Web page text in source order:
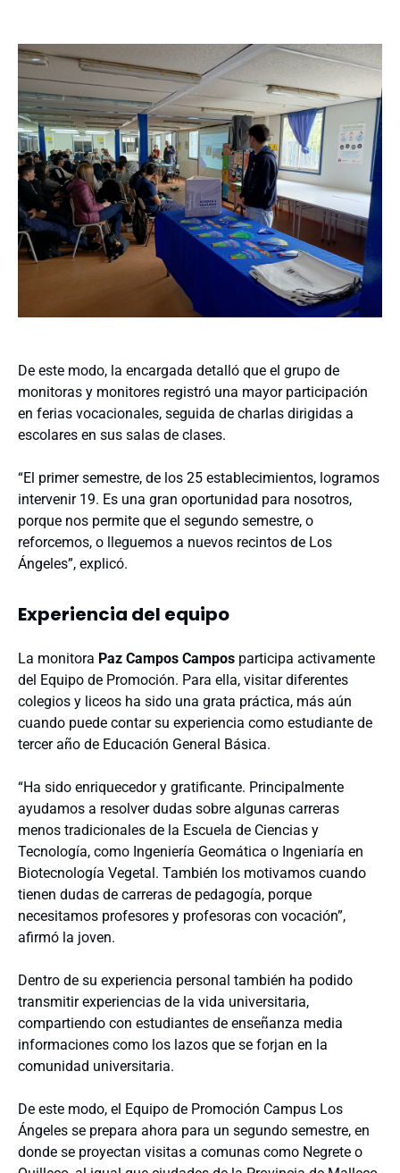
De este modo, la encargada detalló que el grupo de
monitoras y monitores registró una mayor participación
en ferias vocacionales, seguida de charlas dirigidas a
escolares en sus salas de clases.
“El primer semestre, de los 25 establecimientos, logramos
intervenir 19. Es una gran oportunidad para nosotros,
porque nos permite que el segundo semestre, o
reforcemos, o lleguemos a nuevos recintos de Los
Ángeles”, explicó.
Experiencia del equipo
La monitora Paz Campos Campos participa activamente
del Equipo de Promoción. Para ella, visitar diferentes
colegios y liceos ha sido una grata práctica, más aún
cuando puede contar su experiencia como estudiante de
tercer año de Educación General Básica.
“Ha sido enriquecedor y gratificante. Principalmente
ayudamos a resolver dudas sobre algunas carreras
menos tradicionales de la Escuela de Ciencias y
Tecnología, como Ingeniería Geomática o Ingeniaría en
Biotecnología Vegetal. También los motivamos cuando
tienen dudas de carreras de pedagogía, porque
necesitamos profesores y profesoras con vocación”,
afirmó la joven.
Dentro de su experiencia personal también ha podido
transmitir experiencias de la vida universitaria,
compartiendo con estudiantes de enseñanza media
informaciones como los lazos que se forjan en la
comunidad universitaria.
De este modo, el Equipo de Promoción Campus Los
Ángeles se prepara ahora para un segundo semestre, en
donde se proyectan visitas a comunas como Negrete o